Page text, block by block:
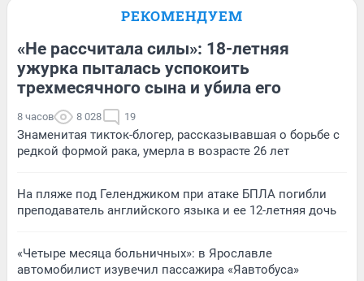
РЕКОМЕНДУЕМ
«Не рассчитала силы»: 18-летняя
ужурка пыталась успокоить
трехмесячного сына и убила его
8 часов 8 028 19
Знаменитая тикток-блогер, рассказывавшая о борьбе с
редкой формой рака, умерла в возрасте 26 лет
На пляже под Геленджиком при атаке БПЛА погибли
преподаватель английского языка и ее 12-летняя дочь
«Четыре месяца больничных»: в Ярославле
автомобилист изувечил пассажира «Яавтобуса»